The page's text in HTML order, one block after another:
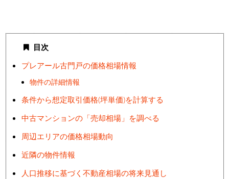
目次
プレアール古門戸の価格相場情報
物件の詳細情報
条件から想定取引価格(坪単価)を計算する
中古マンションの「売却相場」を調べる
周辺エリアの価格相場動向
近隣の物件情報
人口推移に基づく不動産相場の将来見通し